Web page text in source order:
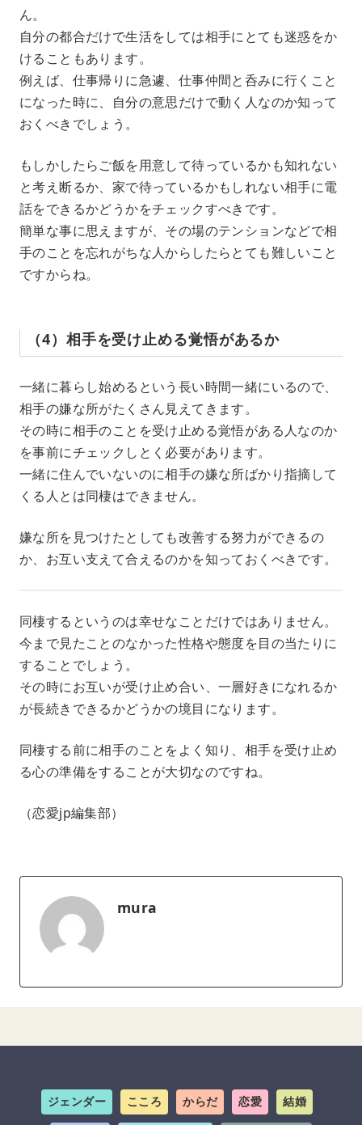
ん。
自分の都合だけで生活をしては相手にとても迷惑をか
けることもあります。
例えば、仕事帰りに急遽、仕事仲間と呑みに行くこと
になった時に、自分の意思だけで動く人なのか知って
おくべきでしょう。
もしかしたらご飯を用意して待っているかも知れない
と考え断るか、家で待っているかもしれない相手に電
話をできるかどうかをチェックすべきです。
簡単な事に思えますが、その場のテンションなどで相
手のことを忘れがちな人からしたらとても難しいこと
ですからね。
（4）相手を受け止める覚悟があるか
一緒に暮らし始めるという長い時間一緒にいるので、
相手の嫌な所がたくさん見えてきます。
その時に相手のことを受け止める覚悟がある人なのか
を事前にチェックしとく必要があります。
一緒に住んでいないのに相手の嫌な所ばかり指摘して
くる人とは同棲はできません。
嫌な所を見つけたとしても改善する努力ができるの
か、お互い支えて合えるのかを知っておくべきです。
同棲するというのは幸せなことだけではありません。
今まで見たことのなかった性格や態度を目の当たりに
することでしょう。
その時にお互いが受け止め合い、一層好きになれるか
が長続きできるかどうかの境目になります。
同棲する前に相手のことをよく知り、相手を受け止め
る心の準備をすることが大切なのですね。
（恋愛jp編集部）
mura
ジェンダー こころ からだ 恋愛 結婚